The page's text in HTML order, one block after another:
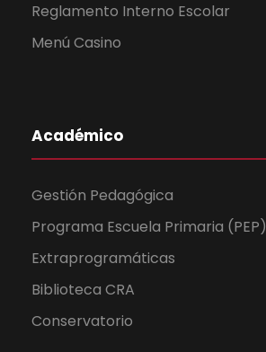
Reglamento Interno Escolar
Menú Casino
Académico
Gestión Pedagógica
Programa Escuela Primaria (PEP)
Extraprogramáticas
Biblioteca CRA
Conservatorio